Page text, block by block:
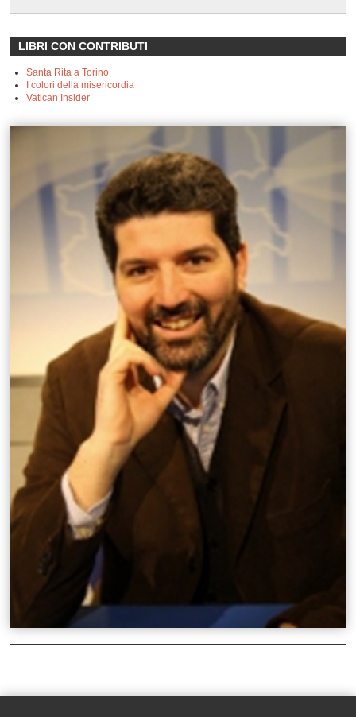
LIBRI CON CONTRIBUTI
Santa Rita a Torino
I colori della misericordia
Vatican Insider